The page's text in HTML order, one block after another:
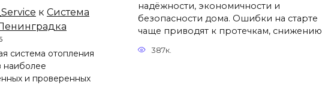
надёжности, экономичности и
безопасности дома. Ошибки на старте
чаще приводят к протечкам, снижению
387к.
к Система
система отопления
наиболее
и проверенных